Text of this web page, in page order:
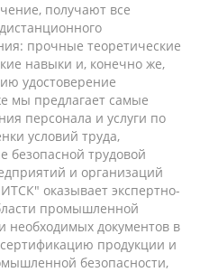
получают все
прочные теоретические
навыки и, конечно же,
удостоверение
мы предлагает самые
персонала и услуги по
условий труда,
безопасной трудовой
и организаций
оказывает экспертно-
промышленной
необходимых документов в
продукции и
безопасности,